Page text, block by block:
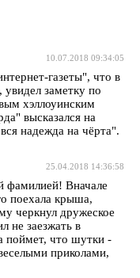
10.07.2018 09:34:05
газеты", что в
заметку по
хэллоуинским
высказался на
надежда на чёрта".
25.04.2018 14:36:58
фамилией! Вначале
поехала крыша,
черкнул дружеское
не заезжать в
поймет, что шутки -
приколами,